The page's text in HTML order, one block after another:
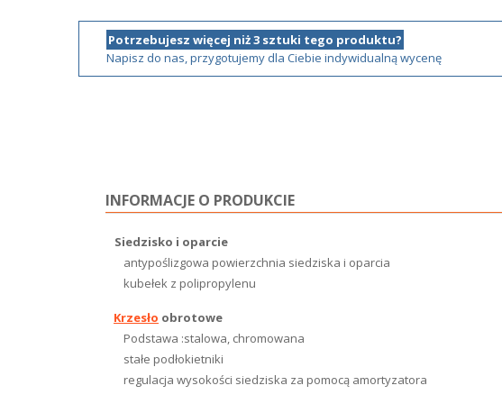
Potrzebujesz więcej niż 3 sztuki tego produktu?
Napisz do nas, przygotujemy dla Ciebie indywidualną wycenę
INFORMACJE O PRODUKCIE
Siedzisko i oparcie
antypoślizgowa powierzchnia siedziska i oparcia
kubełek z polipropylenu
Krzesło obrotowe
Podstawa :stalowa, chromowana
stałe podłokietniki
regulacja wysokości siedziska za pomocą amortyzatora